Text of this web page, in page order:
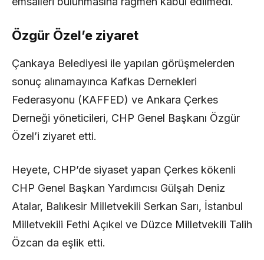
Özgür Özel’e ziyaret
Çankaya Belediyesi ile yapılan görüşmelerden
sonuç alınamayınca Kafkas Dernekleri
Federasyonu (KAFFED) ve Ankara Çerkes
Derneği yöneticileri, CHP Genel Başkanı Özgür
Özel’i ziyaret etti.
Heyete, CHP’de siyaset yapan Çerkes kökenli
CHP Genel Başkan Yardımcısı Gülşah Deniz
Atalar, Balıkesir Milletvekili Serkan Sarı, İstanbul
Milletvekili Fethi Açıkel ve Düzce Milletvekili Talih
Özcan da eşlik etti.